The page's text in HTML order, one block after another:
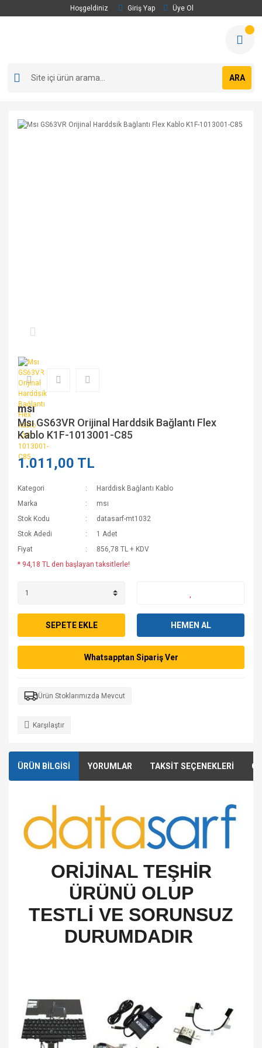
Hoşgeldiniz Giriş Yap Üye Ol
ARA
msı
Msı GS63VR Orijinal Harddsik Bağlantı Flex
Kablo K1F-1013001-C85
1.011,00 TL
Kategori
Harddisk Bağlantı Kablo
Marka
msı
Stok Kodu
datasarf-mt1032
Stok Adedi
1 Adet
Fiyat
856,78 TL + KDV
* 94,18 TL den başlayan taksitlerle!
SEPETE EKLE HEMEN AL
Whatsapptan Sipariş Ver
Ürün Stoklarımızda Mevcut
Karşılaştır
ÜRÜN BİLGİSİ YORUMLAR TAKSİT SEÇENEKLERİ
ORİJİNAL TEŞHİR
ÜRÜNÜ OLUP
TESTLİ VE SORUNSUZ
DURUMDADIR